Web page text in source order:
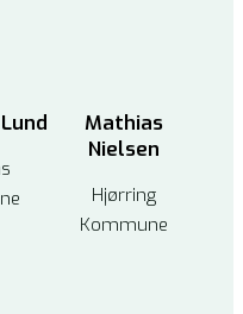
Mathias
Nielsen
Hjørring
Kommune